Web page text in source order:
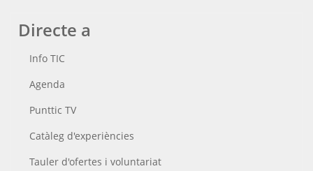
Directe a
Info TIC
Agenda
Punttic TV
Catàleg d'experiències
Tauler d'ofertes i voluntariat